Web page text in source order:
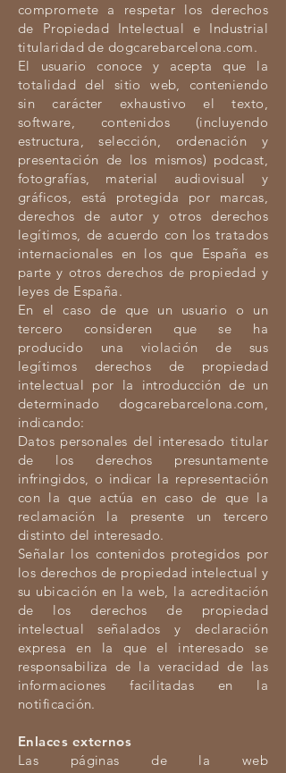
compromete a respetar los derechos
de Propiedad Intelectual e Industrial
titularidad de dogcarebarcelona.com.
El usuario conoce y acepta que la
totalidad del sitio web, conteniendo
sin carácter exhaustivo el texto,
software, contenidos (incluyendo
estructura, selección, ordenación y
presentación de los mismos) podcast,
fotografías, material audiovisual y
gráficos, está protegida por marcas,
derechos de autor y otros derechos
legítimos, de acuerdo con los tratados
internacionales en los que España es
parte y otros derechos de propiedad y
leyes de España.
En el caso de que un usuario o un
tercero consideren que se ha
producido una violación de sus
legítimos derechos de propiedad
intelectual por la introducción de un
determinado dogcarebarcelona.com,
indicando:
Datos personales del interesado titular
de los derechos presuntamente
infringidos, o indicar la representación
con la que actúa en caso de que la
reclamación la presente un tercero
distinto del interesado.
Señalar los contenidos protegidos por
los derechos de propiedad intelectual y
su ubicación en la web, la acreditación
de los derechos de propiedad
intelectual señalados y declaración
expresa en la que el interesado se
responsabiliza de la veracidad de las
informaciones facilitadas en la
notificación.
Enlaces externos
Las páginas de la web